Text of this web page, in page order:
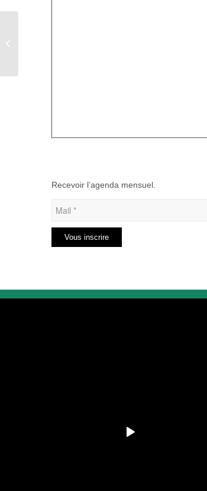
Recevoir l’agenda mensuel.